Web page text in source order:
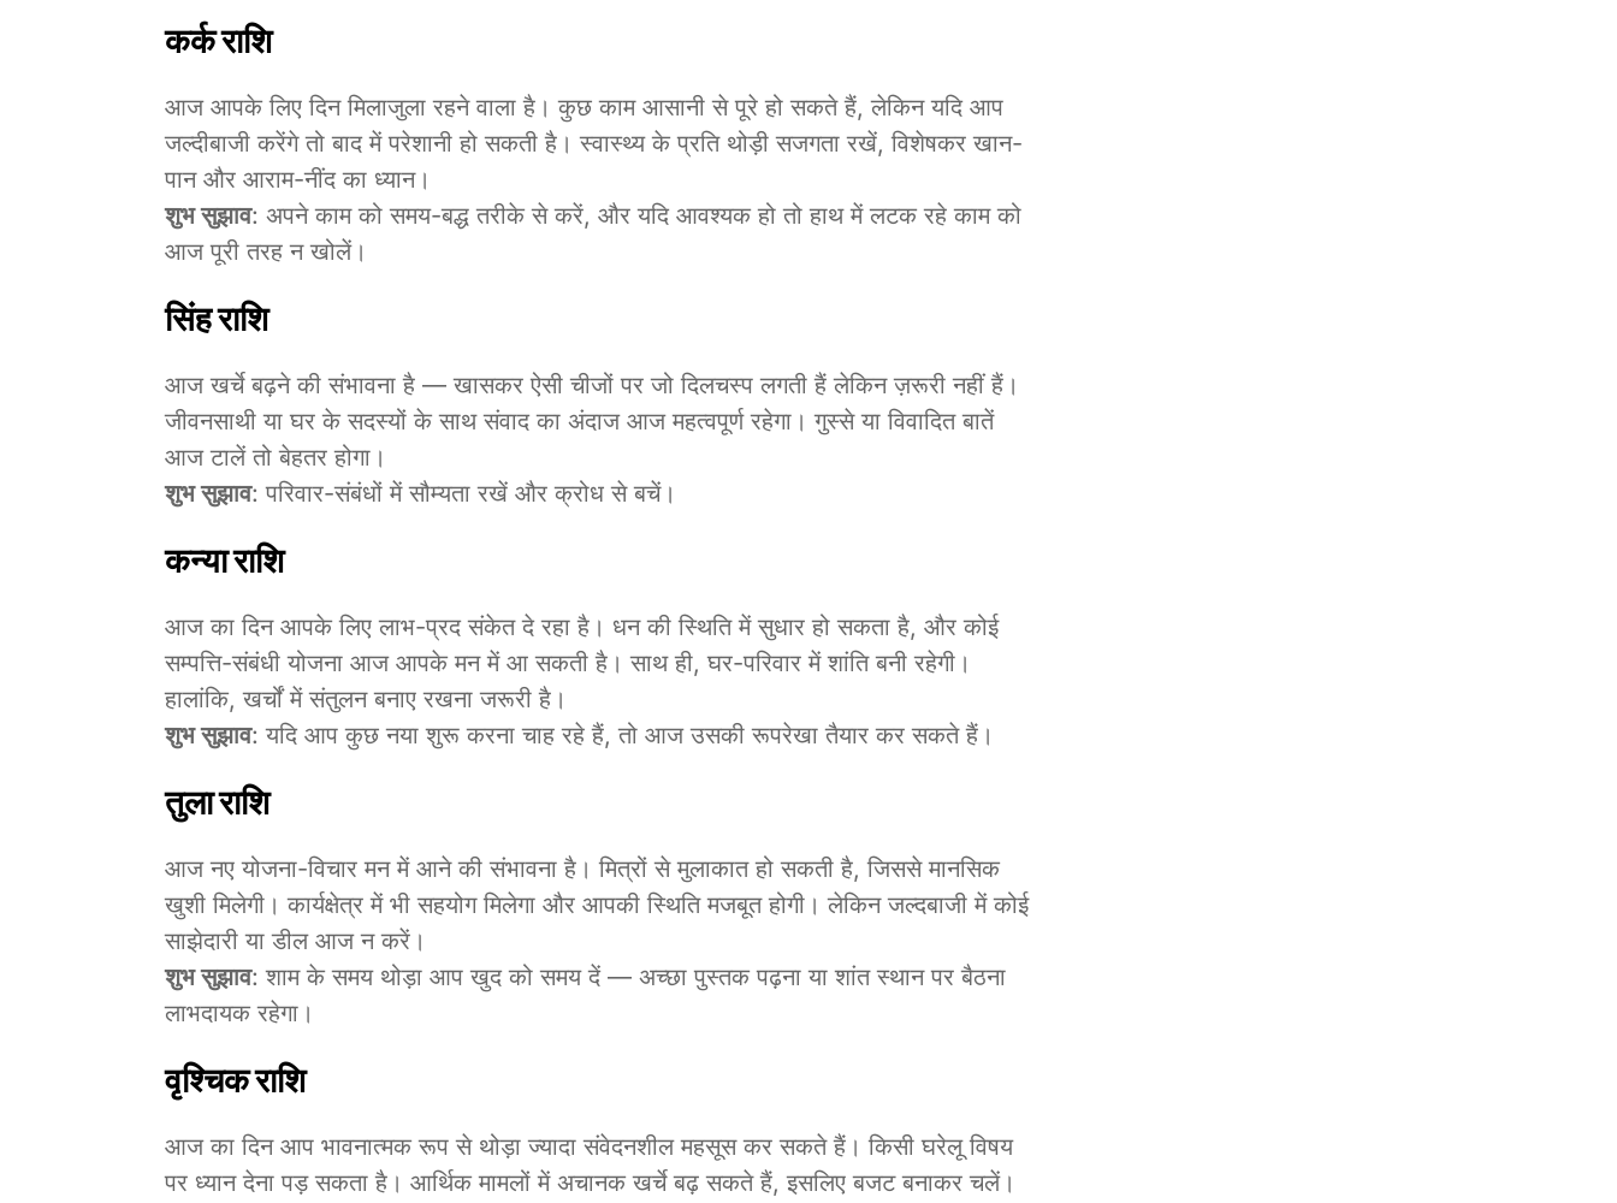
कर्क राशि
आज आपके लिए दिन मिलाजुला रहने वाला है। कुछ काम आसानी से पूरे हो सकते हैं, लेकिन यदि आप
जल्दीबाजी करेंगे तो बाद में परेशानी हो सकती है। स्वास्थ्य के प्रति थोड़ी सजगता रखें, विशेषकर खान-
पान और आराम-नींद का ध्यान।
शुभ सुझाव: अपने काम को समय-बद्ध तरीके से करें, और यदि आवश्यक हो तो हाथ में लटक रहे काम को
आज पूरी तरह न खोलें।
सिंह राशि
आज खर्चे बढ़ने की संभावना है — खासकर ऐसी चीजों पर जो दिलचस्प लगती हैं लेकिन ज़रूरी नहीं हैं।
जीवनसाथी या घर के सदस्यों के साथ संवाद का अंदाज आज महत्वपूर्ण रहेगा। गुस्से या विवादित बातें
आज टालें तो बेहतर होगा।
शुभ सुझाव: परिवार-संबंधों में सौम्यता रखें और क्रोध से बचें।
कन्या राशि
आज का दिन आपके लिए लाभ-प्रद संकेत दे रहा है। धन की स्थिति में सुधार हो सकता है, और कोई
सम्पत्ति-संबंधी योजना आज आपके मन में आ सकती है। साथ ही, घर-परिवार में शांति बनी रहेगी।
हालांकि, खर्चों में संतुलन बनाए रखना जरूरी है।
शुभ सुझाव: यदि आप कुछ नया शुरू करना चाह रहे हैं, तो आज उसकी रूपरेखा तैयार कर सकते हैं।
तुला राशि
आज नए योजना-विचार मन में आने की संभावना है। मित्रों से मुलाकात हो सकती है, जिससे मानसिक
खुशी मिलेगी। कार्यक्षेत्र में भी सहयोग मिलेगा और आपकी स्थिति मजबूत होगी। लेकिन जल्दबाजी में कोई
साझेदारी या डील आज न करें।
शुभ सुझाव: शाम के समय थोड़ा आप खुद को समय दें — अच्छा पुस्तक पढ़ना या शांत स्थान पर बैठना
लाभदायक रहेगा।
वृश्चिक राशि
आज का दिन आप भावनात्मक रूप से थोड़ा ज्यादा संवेदनशील महसूस कर सकते हैं। किसी घरेलू विषय
पर ध्यान देना पड़ सकता है। आर्थिक मामलों में अचानक खर्चे बढ़ सकते हैं, इसलिए बजट बनाकर चलें।